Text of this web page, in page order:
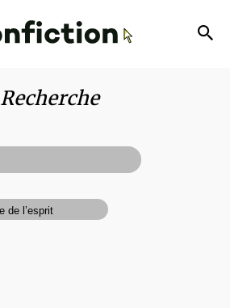
Recherche